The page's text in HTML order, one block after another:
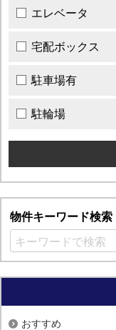
エレベータ
宅配ボックス
駐車場有
駐輪場
物件キーワード検索
おすすめ